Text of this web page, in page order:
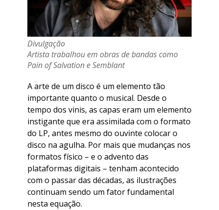
Divulgação
Artista trabalhou em obras de bandas como
Pain of Salvation e Semblant
A arte de um disco é um elemento tão
importante quanto o musical. Desde o
tempo dos vinis, as capas eram um elemento
instigante que era assimilada com o formato
do LP, antes mesmo do ouvinte colocar o
disco na agulha. Por mais que mudanças nos
formatos físico – e o advento das
plataformas digitais – tenham acontecido
com o passar das décadas, as ilustrações
continuam sendo um fator fundamental
nesta equação.